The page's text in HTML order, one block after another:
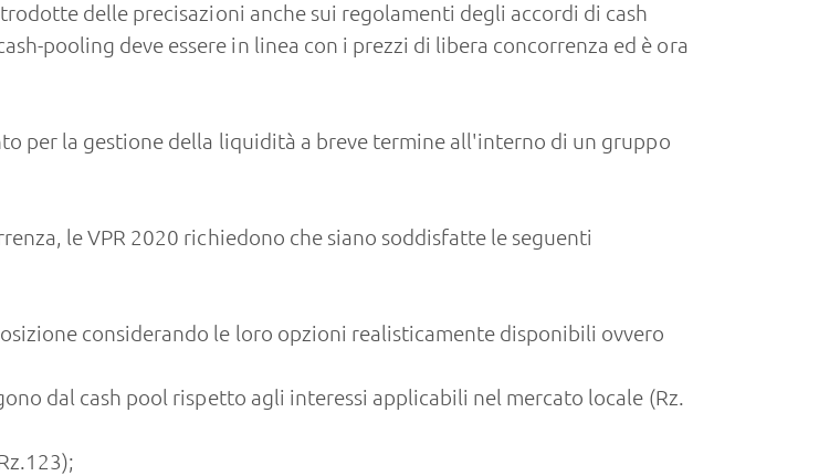
delle precisazioni anche sui regolamenti degli accordi di cash
pooling deve essere in linea con i prezzi di libera concorrenza ed è ora
per la gestione della liquidità a breve termine all'interno di un gruppo
le VPR 2020 richiedono che siano soddisfatte le seguenti
considerando le loro opzioni realisticamente disponibili ovvero
dal cash pool rispetto agli interessi applicabili nel mercato locale (Rz.